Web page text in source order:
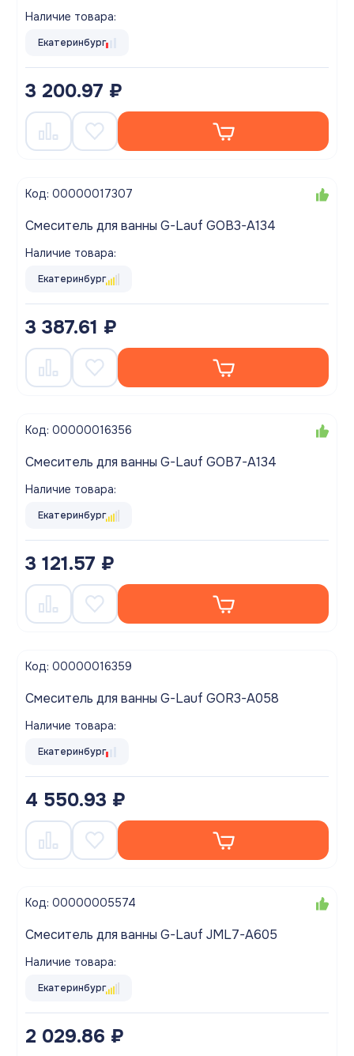
переключение на душ, хром
Наличие товара:
Екатеринбург
3 200.97 ₽
Код: 00000017307
Смеситель для ванны G-Lauf GOB3-A134
Наличие товара:
Екатеринбург
3 387.61 ₽
Код: 00000016356
Смеситель для ванны G-Lauf GOB7-A134
Наличие товара:
Екатеринбург
3 121.57 ₽
Код: 00000016359
Смеситель для ванны G-Lauf GOR3-A058
Наличие товара:
Екатеринбург
4 550.93 ₽
Код: 00000005574
Смеситель для ванны G-Lauf JML7-A605
Наличие товара:
Екатеринбург
2 029.86 ₽